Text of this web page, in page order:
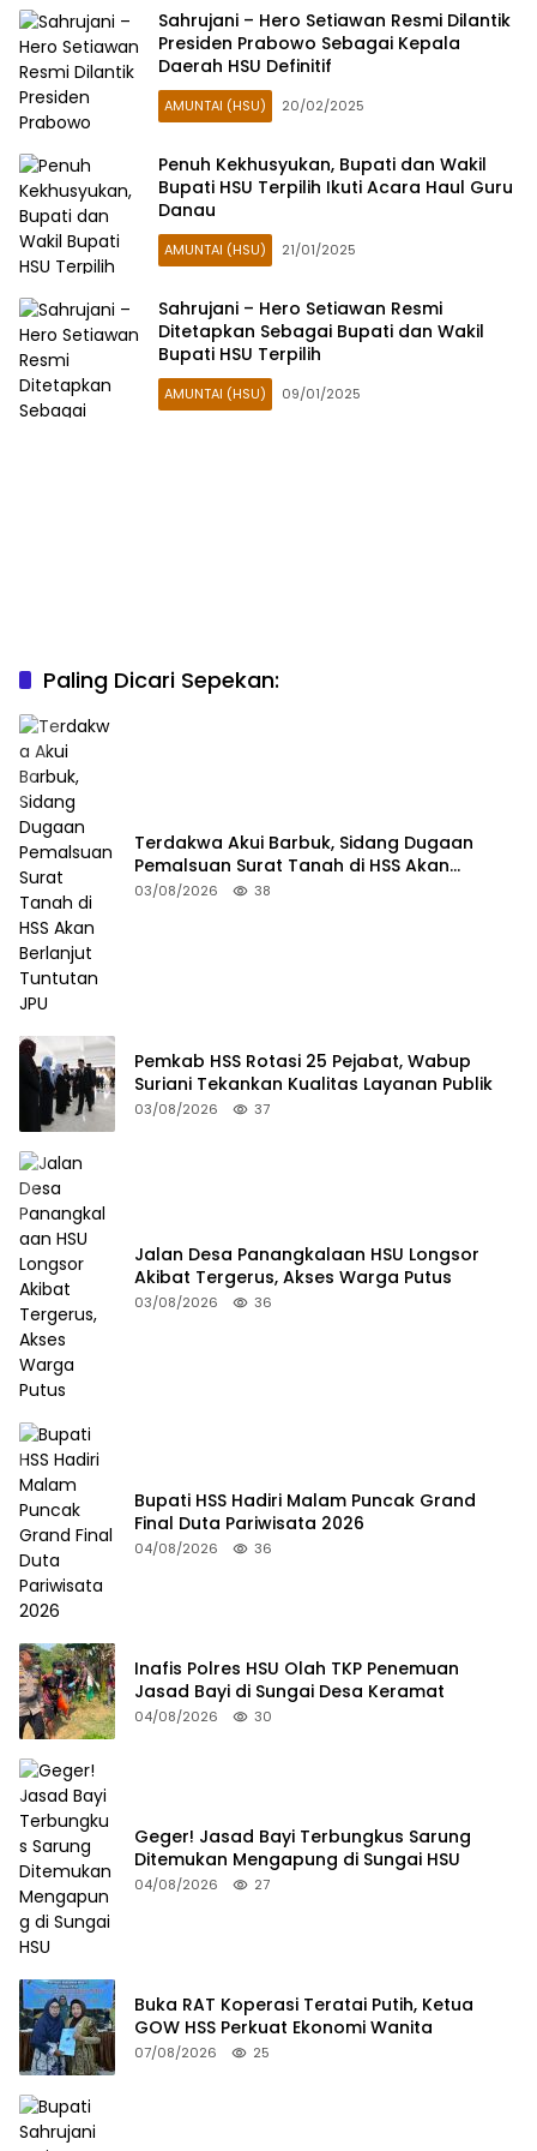
Sahrujani – Hero Setiawan Resmi Dilantik
Presiden Prabowo Sebagai Kepala
Daerah HSU Definitif
AMUNTAI (HSU) 20/02/2025
Penuh Kekhusyukan, Bupati dan Wakil
Bupati HSU Terpilih Ikuti Acara Haul Guru
Danau
AMUNTAI (HSU) 21/01/2025
Sahrujani – Hero Setiawan Resmi
Ditetapkan Sebagai Bupati dan Wakil
Bupati HSU Terpilih
AMUNTAI (HSU) 09/01/2025
Paling Dicari Sepekan:
Terdakwa Akui Barbuk, Sidang Dugaan
Pemalsuan Surat Tanah di HSS Akan
Berlanjut Tuntutan JPU
03/08/2026 38
Pemkab HSS Rotasi 25 Pejabat, Wabup
Suriani Tekankan Kualitas Layanan Publik
03/08/2026 37
Jalan Desa Panangkalaan HSU Longsor
Akibat Tergerus, Akses Warga Putus
03/08/2026 36
Bupati HSS Hadiri Malam Puncak Grand
Final Duta Pariwisata 2026
04/08/2026 36
Inafis Polres HSU Olah TKP Penemuan
Jasad Bayi di Sungai Desa Keramat
04/08/2026 30
Geger! Jasad Bayi Terbungkus Sarung
Ditemukan Mengapung di Sungai HSU
04/08/2026 27
Buka RAT Koperasi Teratai Putih, Ketua
GOW HSS Perkuat Ekonomi Wanita
07/08/2026 25